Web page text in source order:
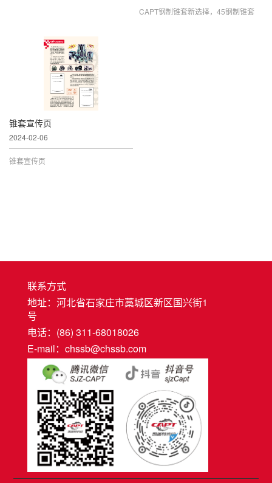
CAPT钢制锥套新选择，45钢制锥套
锥套宣传页
2024-02-06
锥套宣传页
联系方式
地址：河北省石家庄市藁城区新区国兴街1
号
电话：(86) 311-68018026
E-mail：chssb@chssb.com